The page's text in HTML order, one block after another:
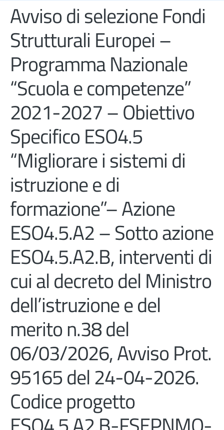
Avviso di selezione Fondi
Strutturali Europei –
Programma Nazionale
“Scuola e competenze”
2021-2027 – Obiettivo
Specifico ESO4.5
“Migliorare i sistemi di
istruzione e di
formazione”– Azione
ESO4.5.A2 – Sotto azione
ESO4.5.A2.B, interventi di
cui al decreto del Ministro
dell’istruzione e del
merito n.38 del
06/03/2026, Avviso Prot.
95165 del 24-04-2026.
Codice progetto